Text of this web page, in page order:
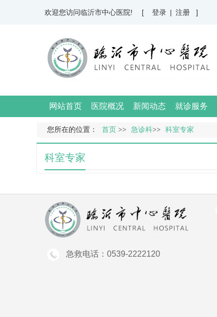
欢迎您访问临沂市中心医院! [ 登录 | 注册 ]
网站首页 医院概况 新闻动态 就诊服务
您所在的位置： 首页 >> 急诊科>> 科室专家
科室专家
急救电话：0539-2222120